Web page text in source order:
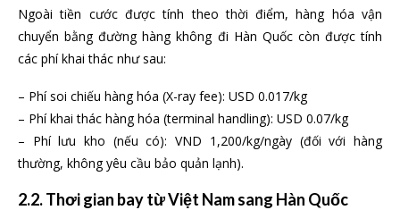
Ngoài tiền cước được tính theo thời điểm, hàng hóa vận
chuyển bằng đường hàng không đi Hàn Quốc còn được tính
các phí khai thác như sau:
– Phí soi chiếu hàng hóa (X-ray fee): USD 0.017/kg
– Phí khai thác hàng hóa (terminal handling): USD 0.07/kg
– Phí lưu kho (nếu có): VND 1,200/kg/ngày (đối với hàng
thường, không yêu cầu bảo quản lạnh).
2.2. Thơi gian bay từ Việt Nam sang Hàn Quốc